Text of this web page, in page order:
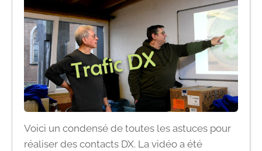
Voici un condensé de toutes les astuces pour
réaliser des contacts DX. La vidéo a été